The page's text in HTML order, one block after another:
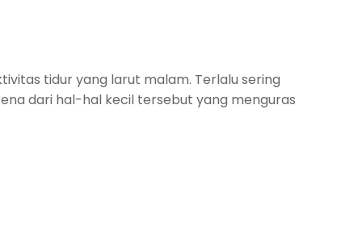
tidur yang larut malam. Terlalu sering
dari hal-hal kecil tersebut yang menguras